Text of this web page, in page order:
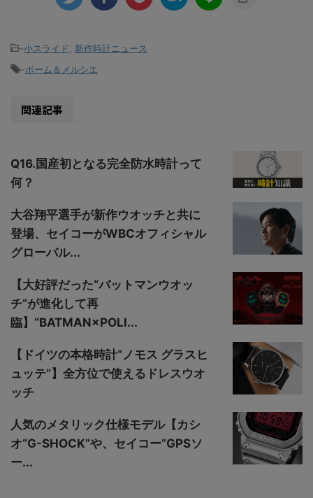
-小スライド
新作時計ニュース
-ボーム＆メルシエ
関連記事
Q16.国産初となる完全防水時計って
何？
大谷翔平選手が新作ウオッチと共に
登場、セイコーがWBCオフィシャル
グローバル...
【大好評だった“バットマンウオッ
チ”が進化して再
臨】“BATMAN×POLI...
【ドイツの本格時計“ノモス グラスヒ
ュッテ”】全方位で使えるドレスウオ
ッチ
人気のメタリック仕様モデル【カシ
オ“G-SHOCK”や、セイコー”GPSソ
ー...